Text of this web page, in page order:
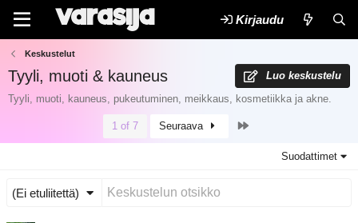
Kirjaudu
Keskustelut
Tyyli, muoti & kauneus
Luo keskustelu
Tyyli, muoti, kauneus, pukeutuminen, meikkaus, kosmetiikka ja akne.
1 of 7 Seuraava
Suodattimet
(Ei etuliitettä)